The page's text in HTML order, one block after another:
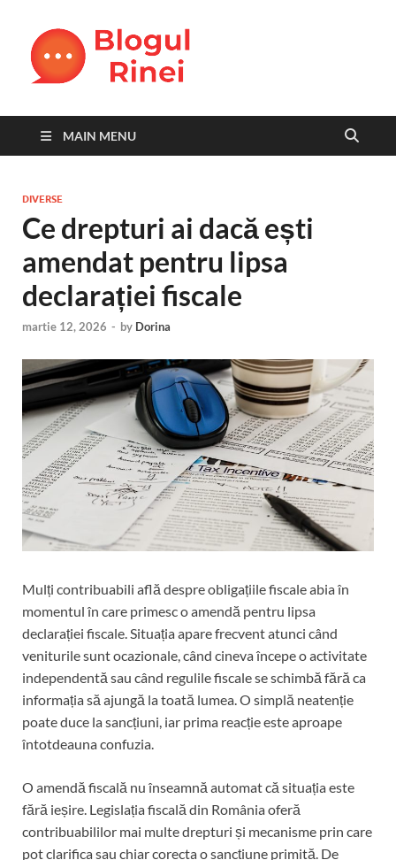
MAIN MENU
DIVERSE
Ce drepturi ai dacă ești
amendat pentru lipsa
declarației fiscale
martie 12, 2026 - by Dorina
Mulți contribuabili află despre obligațiile fiscale abia în
momentul în care primesc o amendă pentru lipsa
declarației fiscale. Situația apare frecvent atunci când
veniturile sunt ocazionale, când cineva începe o activitate
independentă sau când regulile fiscale se schimbă fără ca
informația să ajungă la toată lumea. O simplă neatenție
poate duce la sancțiuni, iar prima reacție este aproape
întotdeauna confuzia.
O amendă fiscală nu înseamnă automat că situația este
fără ieșire. Legislația fiscală din România oferă
contribuabililor mai multe drepturi și mecanisme prin care
pot clarifica sau chiar corecta o sancțiune primită. De